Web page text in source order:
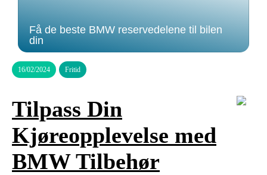
Få de beste BMW reservedelene til bilen
din
16/02/2024 Fritid
Tilpass Din
Kjøreopplevelse med
BMW Tilbehør